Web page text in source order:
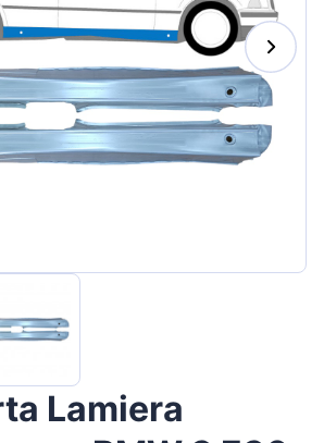
Magyar
Lietuvių
Hrvatski
Português
Slovenian
Lamiera